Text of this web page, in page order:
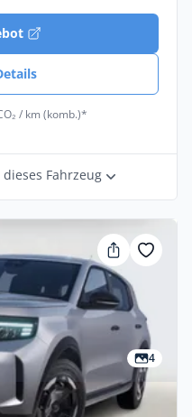
/ km (komb.)*
Fahrzeug
4